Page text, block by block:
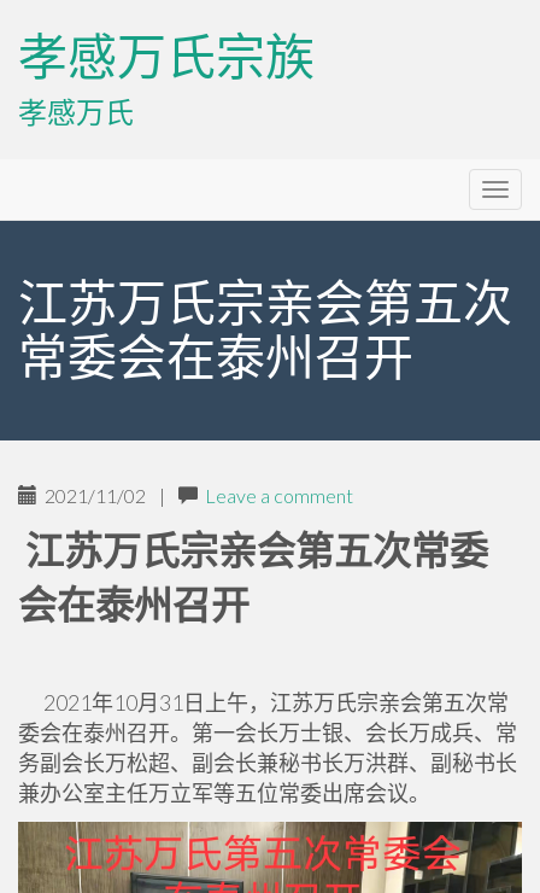
孝感万氏宗族
孝感万氏
Menu
江苏万氏宗亲会第五次
常委会在泰州召开
2021/11/02 | Leave a comment
江苏万氏宗亲会第五次常委
会在泰州召开
2021年10月31日上午，江苏万氏宗亲会第五次常
委会在泰州召开。第一会长万士银、会长万成兵、常
务副会长万松超、副会长兼秘书长万洪群、副秘书长
兼办公室主任万立军等五位常委出席会议。